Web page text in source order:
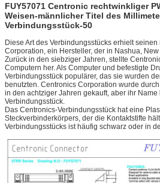
FUY57071 Centronic rechtwinkliger
Weisen-männlicher Titel des
Verbindungsstück-50
Diese Art des Verbindungsstücks erhielt
Corporation, ein Hersteller, der in Nashua,
Zurück in den siebziger Jahren, stellte
Computern her. Als Computer und befestigte
Verbindungsstück populärer, das sie wurden
benutzten. Centronics Corporation wurde
in den achtziger Jahren gekauft, aber ihr
Verbindungsstück.
Das Centronics-Verbindungsstück hat eine
Steckverbinderkörpers, der die Kontaktstifte
Verbindungsstücks ist häufig schwarz oder in